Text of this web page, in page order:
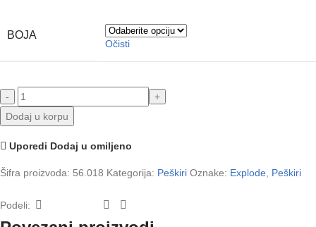
BOJA
Očisti
Dodaj u korpu
Uporedi Dodaj u omiljeno
Šifra proizvoda: 56.018 Kategorija: Peškiri Oznake: Explode, Peškiri
Podeli: